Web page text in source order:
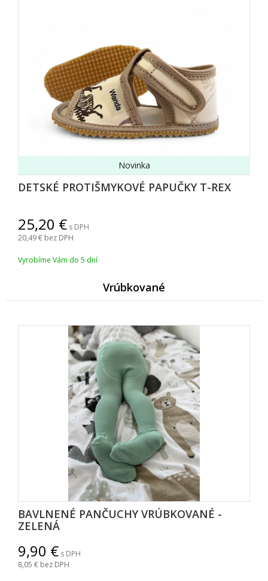
DETSKÉ PROTIŠMYKOVÉ PAPUČKY T-REX
Novinka
25,20
s DPH
20,49 bez DPH
Vyrobíme Vám do 5 dní
Vrúbkované
BAVLNENÉ PANČUCHY VRÚBKOVANÉ -
ZELENÁ
9,90
s DPH
8,05 bez DPH